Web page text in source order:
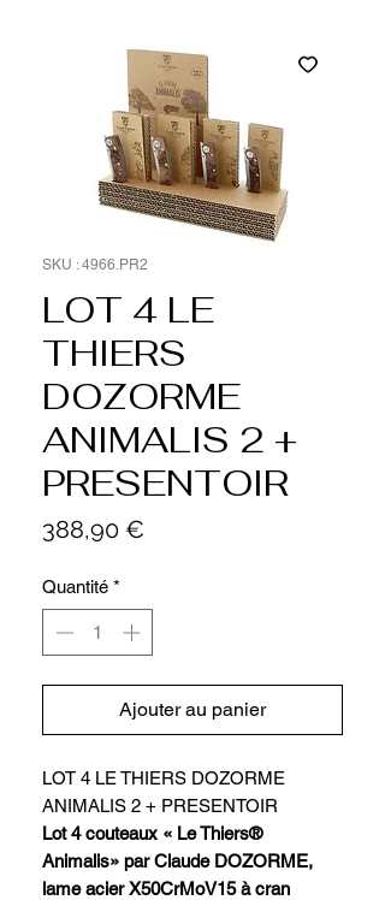
SKU : 4966.PR2
LOT 4 LE
THIERS
DOZORME
ANIMALIS 2 +
PRESENTOIR
388,90 €
Quantité *
Ajouter au panier
LOT 4 LE THIERS DOZORME
ANIMALIS 2 + PRESENTOIR
Lot 4 couteaux « Le Thiers®
Animalis» par Claude DOZORME,
lame acier X50CrMoV15 à cran